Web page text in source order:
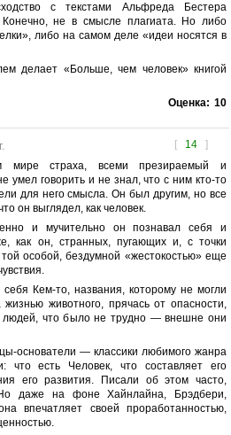
с текстами Альфреда Бестера
не в смысле плагиата. Но либо
либо на самом деле «идеи носятся в
делает «Больше, чем человек» книгой
Оценка: 10
[ 14 ]
страха, всеми презираемый и
умел говорить и не знал, что с ним кто-то
для него смысла. Он был другим, но все
он выглядел, как человек.
и мучительно он познавал себя и
как он, странных, пугающих и, с точки
особой, бездумной «жестокостью» еще
Кем-то, названия, которому не могли
животного, прячась от опасности,
людей, что было не трудно — внешне они
основатели — классики любимого жанра
что есть Человек, что составляет его
его развития. Писали об этом часто,
Но даже на фоне Хайнлайна, Брэдбери,
впечатляет своей проработанностью,